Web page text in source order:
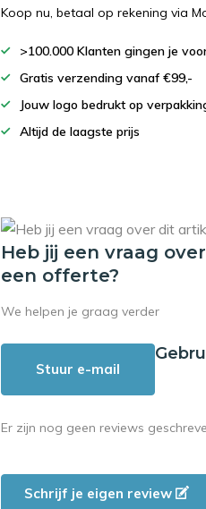
Koop nu, betaal op rekening via
>100.000 Klanten gingen je
Gratis verzending vanaf €99,-
Jouw logo bedrukt op
Altijd de laagste prijs
Heb jij een vraag
een offerte?
We helpen je graag verder
Stuur e-mail
Er zijn nog geen reviews
Schrijf je eigen review